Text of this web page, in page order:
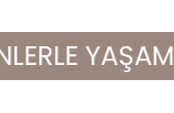
YAŞAM